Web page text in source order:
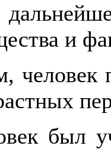
и
человек
был